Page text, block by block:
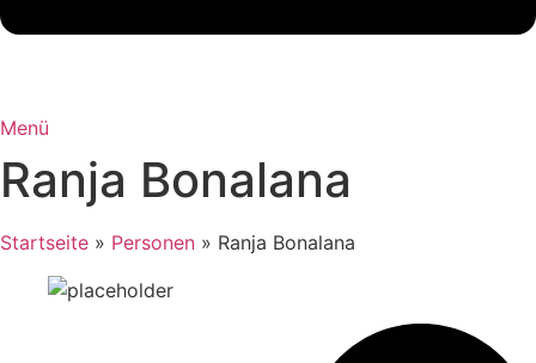
Menü
Ranja Bonalana
Startseite » Personen » Ranja Bonalana